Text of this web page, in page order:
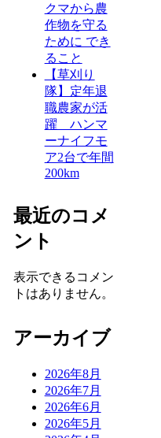
クマから農
作物を守る
ために でき
ること
【草刈り
隊】定年退
職農家が活
躍 ハンマ
ーナイフモ
ア2台で年間
200km
最近のコメ
ント
表示できるコメン
トはありません。
アーカイブ
2026年8月
2026年7月
2026年6月
2026年5月